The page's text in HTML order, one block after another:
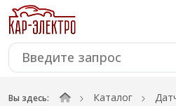
Вы здесь: Каталог